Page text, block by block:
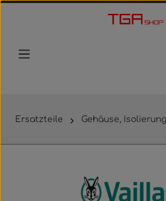
Zum Hauptinhalt springen
Ersatzteile Gehäuse,